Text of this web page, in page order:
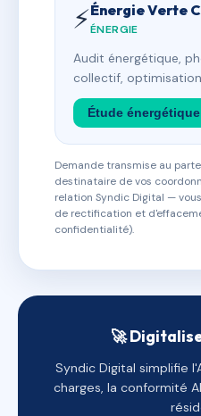
⚡Énergie Verte
ÉNERGIE
Audit énergétique,
collectif,
Étude énergétique
Demande transmise au
destinataire de vos
relation Syndic Digital —
de rectification et
confidentialité).
🚀
Syndic Digital simplifie
charges, la conformité